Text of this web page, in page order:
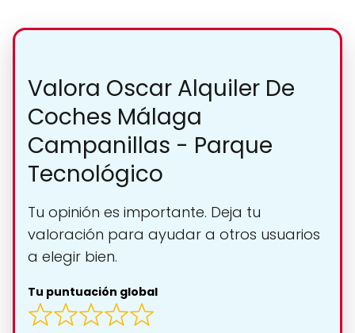
Valora Oscar Alquiler De
Coches Málaga
Campanillas - Parque
Tecnológico
Tu opinión es importante. Deja tu
valoración para ayudar a otros usuarios
a elegir bien.
Tu puntuación global